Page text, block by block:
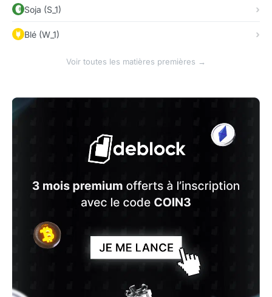
Soja (S_1)
Blé (W_1)
Voir toutes les matières premières →